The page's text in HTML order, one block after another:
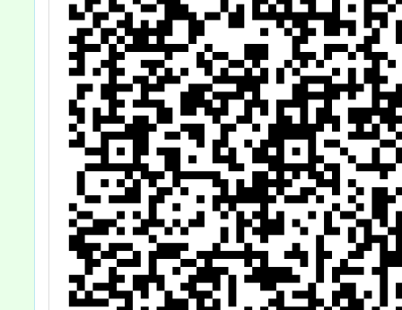
教學
案，惠
請公
鼓勵
與，
學參
請